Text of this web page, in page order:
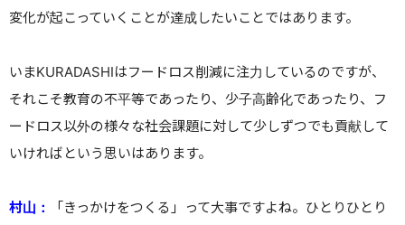
変化が起こっていくことが達成したいことではあります。
いまKURADASHIはフードロス削減に注力しているのですが、
それこそ教育の不平等であったり、少子高齢化であったり、フ
ードロス以外の様々な社会課題に対して少しずつでも貢献して
いければという思いはあります。
村山：
「きっかけをつくる」って大事ですよね。ひとりひとり